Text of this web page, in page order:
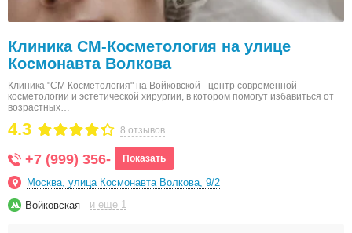
Клиника СМ-Косметология на улице
Космонавта Волкова
Клиника "СМ Косметология" на Войковской - центр современной
косметологии и эстетической хирургии, в котором помогут избавиться от
возрастных…
8 отзывов
4.3
+7 (999) 356- Показать
Москва, улица Космонавта Волкова, 9/2
Войковская
и еще 1